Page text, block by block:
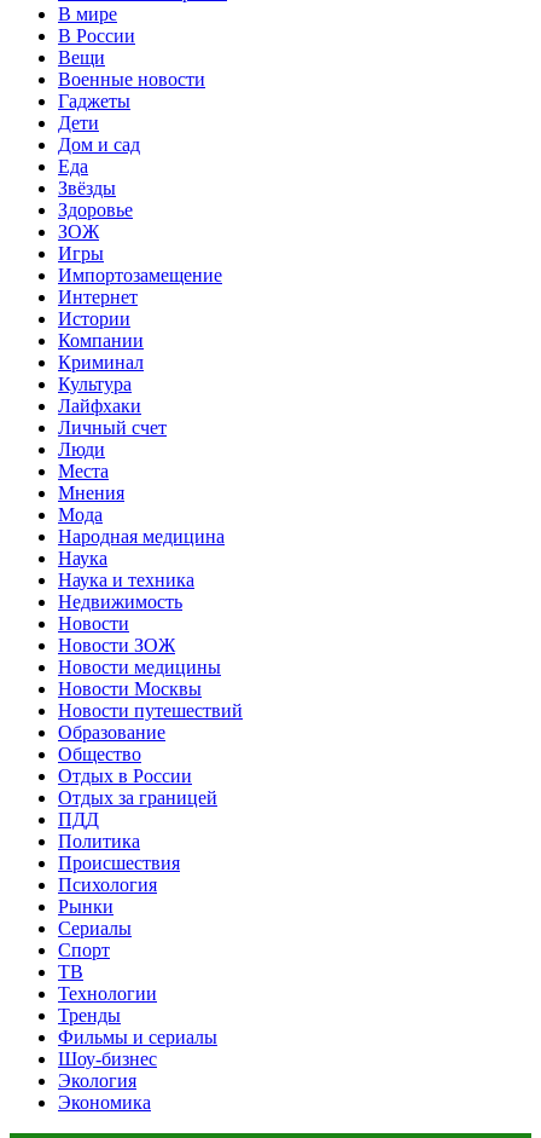
В мире
В России
Вещи
Военные новости
Гаджеты
Дети
Дом и сад
Еда
Звёзды
Здоровье
ЗОЖ
Игры
Импортозамещение
Интернет
Истории
Компании
Криминал
Культура
Лайфхаки
Личный счет
Люди
Места
Мнения
Мода
Народная медицина
Наука
Наука и техника
Недвижимость
Новости
Новости ЗОЖ
Новости медицины
Новости Москвы
Новости путешествий
Образование
Общество
Отдых в России
Отдых за границей
ПДД
Политика
Происшествия
Психология
Рынки
Сериалы
Спорт
ТВ
Технологии
Тренды
Фильмы и сериалы
Шоу-бизнес
Экология
Экономика